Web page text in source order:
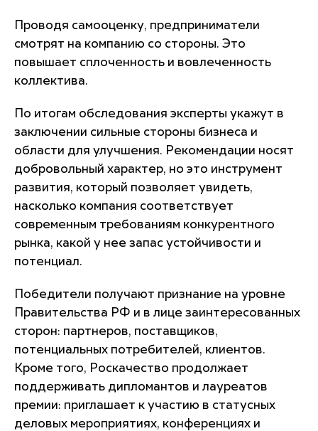
Проводя самооценку, предприниматели
смотрят на компанию со стороны. Это
повышает сплоченность и вовлеченность
коллектива.
По итогам обследования эксперты укажут в
заключении сильные стороны бизнеса и
области для улучшения. Рекомендации носят
добровольный характер, но это инструмент
развития, который позволяет увидеть,
насколько компания соответствует
современным требованиям конкурентного
рынка, какой у нее запас устойчивости и
потенциал.
Победители получают признание на уровне
Правительства РФ и в лице заинтересованных
сторон: партнеров, поставщиков,
потенциальных потребителей, клиентов.
Кроме того, Роскачество продолжает
поддерживать дипломантов и лауреатов
премии: приглашает к участию в статусных
деловых мероприятиях, конференциях и